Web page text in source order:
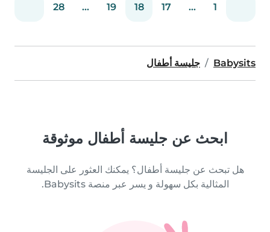
1
...
17
18
19
...
28
Babysits جليسة أطفال
ابحث عن جليسة أطفال موثوقة
هل تبحث عن جليسة أطفال؟ يمكنك العثور على الجليسة
المثالية بكل سهولة و يسر عبر منصة Babysits.